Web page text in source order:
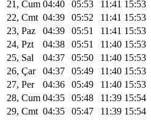
21, Cum 04:40 05:53 11:41 15:53
22, Cmt 04:39 05:52 11:41 15:53
23, Paz
04:39 05:51 11:41 15:53
24, Pzt
04:38 05:51 11:40 15:53
25, Sal
04:37 05:50 11:40 15:53
26, Çar
04:37 05:49 11:40 15:53
27, Per
04:36 05:49 11:40 15:53
28, Cum 04:35 05:48 11:39 15:54
29, Cmt 04:35 05:47 11:39 15:54